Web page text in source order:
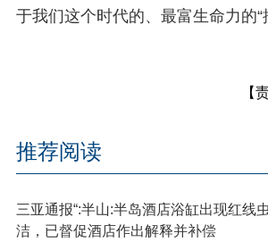
于我们这个时代的、最富生命力的“
【
推荐阅读
三亚通报“:半山:半岛酒店浴缸出现红线
洁，已督促酒店作出解释并补偿